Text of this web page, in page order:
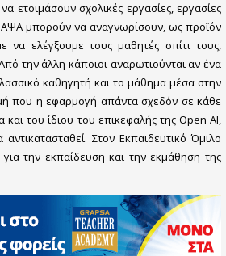
ετοιμάσουν σχολικές εργασίες, εργασίες
μπορούν να αναγνωρίσουν, ως προϊόν
να ελέγξουμε τους μαθητές σπίτι τους,
την άλλη κάποιοι αναρωτιούνται αν ένα
καθηγητή και το μάθημα μέσα στην
που η εφαρμογή απάντα σχεδόν σε κάθε
του ίδιου του επικεφαλής της Open AI,
Στον Εκπαιδευτικό Όμιλο
την εκπαίδευση και την εκμάθηση της